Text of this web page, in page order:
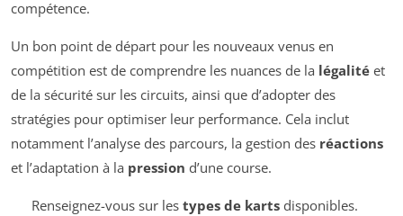
compétence.
Un bon point de départ pour les nouveaux venus en
compétition est de comprendre les nuances de la légalité et
de la sécurité sur les circuits, ainsi que d’adopter des
stratégies pour optimiser leur performance. Cela inclut
notamment l’analyse des parcours, la gestion des réactions
et l’adaptation à la pression d’une course.
Renseignez-vous sur les types de kartsdisponibles.